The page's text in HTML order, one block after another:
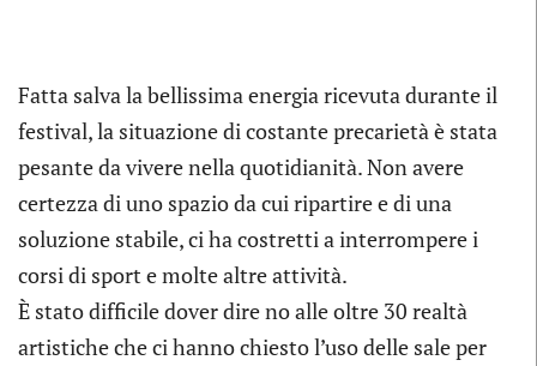
Fatta salva la bellissima energia ricevuta durante il
festival, la situazione di costante precarietà è stata
pesante da vivere nella quotidianità. Non avere
certezza di uno spazio da cui ripartire e di una
soluzione stabile, ci ha costretti a interrompere i
corsi di sport e molte altre attività.
È stato difficile dover dire no alle oltre 30 realtà
artistiche che ci hanno chiesto l’uso delle sale per